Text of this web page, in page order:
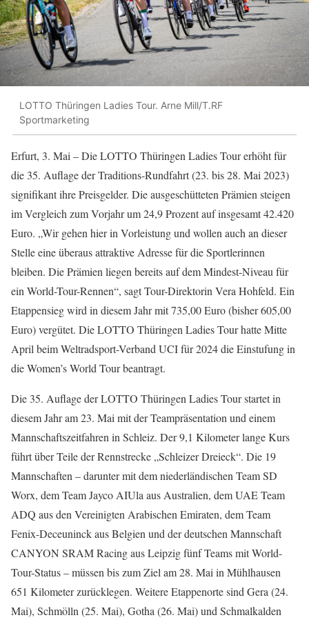
LOTTO Thüringen Ladies Tour. Arne Mill/T.RF
Sportmarketing
Erfurt, 3. Mai – Die LOTTO Thüringen Ladies Tour erhöht für
die 35. Auflage der Traditions-Rundfahrt (23. bis 28. Mai 2023)
signifikant ihre Preisgelder. Die ausgeschütteten Prämien steigen
im Vergleich zum Vorjahr um 24,9 Prozent auf insgesamt 42.420
Euro. „Wir gehen hier in Vorleistung und wollen auch an dieser
Stelle eine überaus attraktive Adresse für die Sportlerinnen
bleiben. Die Prämien liegen bereits auf dem Mindest-Niveau für
ein World-Tour-Rennen“, sagt Tour-Direktorin Vera Hohfeld. Ein
Etappensieg wird in diesem Jahr mit 735,00 Euro (bisher 605,00
Euro) vergütet. Die LOTTO Thüringen Ladies Tour hatte Mitte
April beim Weltradsport-Verband UCI für 2024 die Einstufung in
die Women’s World Tour beantragt.
Die 35. Auflage der LOTTO Thüringen Ladies Tour startet in
diesem Jahr am 23. Mai mit der Teampräsentation und einem
Mannschaftszeitfahren in Schleiz. Der 9,1 Kilometer lange Kurs
führt über Teile der Rennstrecke „Schleizer Dreieck“. Die 19
Mannschaften – darunter mit dem niederländischen Team SD
Worx, dem Team Jayco AIUla aus Australien, dem UAE Team
ADQ aus den Vereinigten Arabischen Emiraten, dem Team
Fenix-Deceuninck aus Belgien und der deutschen Mannschaft
CANYON SRAM Racing aus Leipzig fünf Teams mit World-
Tour-Status – müssen bis zum Ziel am 28. Mai in Mühlhausen
651 Kilometer zurücklegen. Weitere Etappenorte sind Gera (24.
Mai), Schmölln (25. Mai), Gotha (26. Mai) und Schmalkalden